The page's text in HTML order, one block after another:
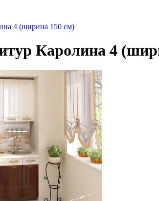
4 (ширина 150 см)
Каролина 4